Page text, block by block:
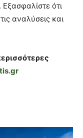
ότι
αναλύσεις και